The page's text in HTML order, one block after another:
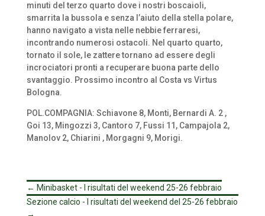
minuti del terzo quarto dove i nostri boscaioli,
smarrita la bussola e senza l’aiuto della stella polare,
hanno navigato a vista nelle nebbie ferraresi,
incontrando numerosi ostacoli. Nel quarto quarto,
tornato il sole, le zattere tornano ad essere degli
incrociatori pronti a recuperare buona parte dello
svantaggio. Prossimo incontro al Costa vs Virtus
Bologna.
POL.COMPAGNIA: Schiavone 8, Monti, Bernardi A. 2 ,
Goi 13, Mingozzi 3, Cantoro 7, Fussi 11, Campajola 2,
Manolov 2, Chiarini , Morgagni 9, Morigi.
← Minibasket - I risultati del weekend 25-26 febbraio
Sezione calcio - I risultati del weekend del 25-26 febbraio